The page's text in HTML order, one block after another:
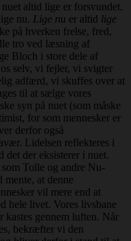
altid lige er forsvundet.
nu. Lige nu er altid lige
på hverken frelse, fred,
tro ved læsning af
Bloch i store dele af
selv, vi fejler, vi svigter
adfærd, vi skuffes over at
til at sælge vores
syn på nuet (som måske
for som mennesker er
derfor også
Lidelsen reflekteres i
det der eksisterer i nuet.
Tolle og andre Nu-
at denne
vil mere end at
hele livet. Vores livsbane
kastes gennem luften. Når
bekræfter vi den